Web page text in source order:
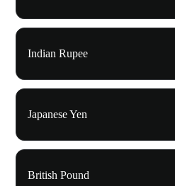
Indian Rupee
Japanese Yen
British Pound